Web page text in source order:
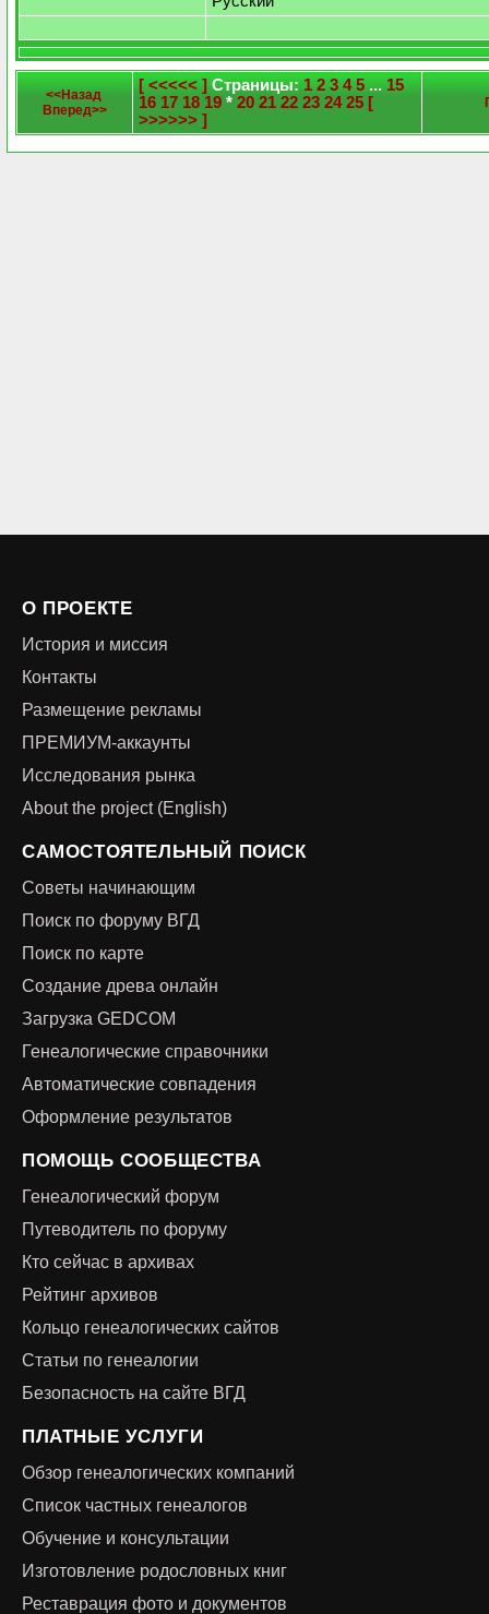
<<Назад
Вперед>>
[ <<<<< ] Страницы: 1 2 3 4 5 ... 15
16 17 18 19 * 20 21 22 23 24 25 [
>>>>>> ]
О ПРОЕКТЕ
История и миссия
Контакты
Размещение рекламы
ПРЕМИУМ-аккаунты
Исследования рынка
About the project (English)
САМОСТОЯТЕЛЬНЫЙ ПОИСК
Советы начинающим
Поиск по форуму ВГД
Поиск по карте
Создание древа онлайн
Загрузка GEDCOM
Генеалогические справочники
Автоматические совпадения
Оформление результатов
ПОМОЩЬ СООБЩЕСТВА
Генеалогический форум
Путеводитель по форуму
Кто сейчас в архивах
Рейтинг архивов
Кольцо генеалогических сайтов
Статьи по генеалогии
Безопасность на сайте ВГД
ПЛАТНЫЕ УСЛУГИ
Обзор генеалогических компаний
Список частных генеалогов
Обучение и консультации
Изготовление родословных книг
Реставрация фото и документов